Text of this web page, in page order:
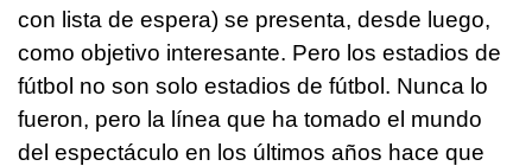
con lista de espera) se presenta, desde luego,
como objetivo interesante. Pero los estadios de
fútbol no son solo estadios de fútbol. Nunca lo
fueron, pero la línea que ha tomado el mundo
del espectáculo en los últimos años hace que